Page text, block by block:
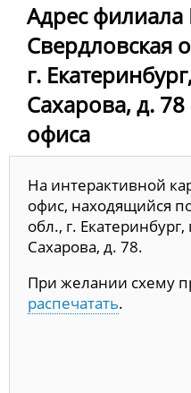
Адрес филиала
Свердловская
г.
Сахарова, д.
офиса
На интерактивной
офис, находящийся
обл., г.
Сахарова, д. 78.
При желании схему
распечатать.